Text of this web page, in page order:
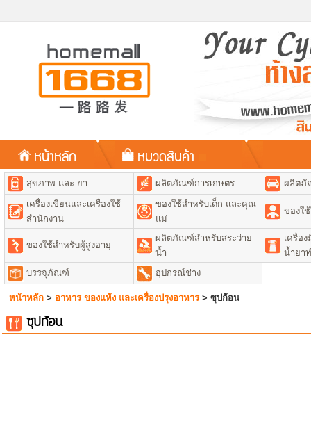
หน้าหลัก หมวดสินค้า
สุขภาพ และ ยา ผลิตภัณฑ์การเกษตร
ผลิตภั
เครื่องเขียนและเครื่องใช้
สำนักงาน
ของใช้สำหรับเด็ก และคุณ
แม่
ของใ
ของใช้สำหรับผู้สูงอายุ
ผลิตภัณฑ์สำหรับสระว่าย
น้ำ
เครื่อ
น้ำยา
บรรจุภัณฑ์
อุปกรณ์ช่าง
หน้าหลัก > อาหาร ของแห้ง และเครื่องปรุงอาหาร > ซุปก้อน
ซุปก้อน